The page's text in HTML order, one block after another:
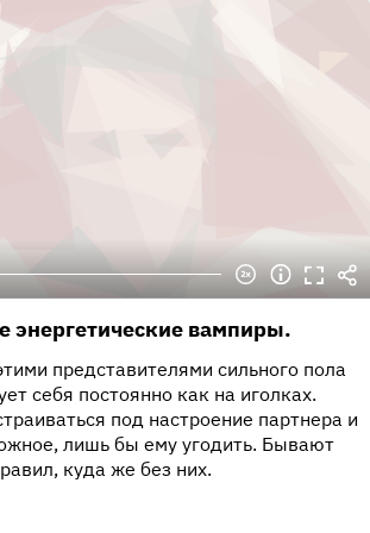
энергетические вампиры.
представителями сильного пола
себя постоянно как на иголках.
под настроение партнера и
лишь бы ему угодить. Бывают
куда же без них.